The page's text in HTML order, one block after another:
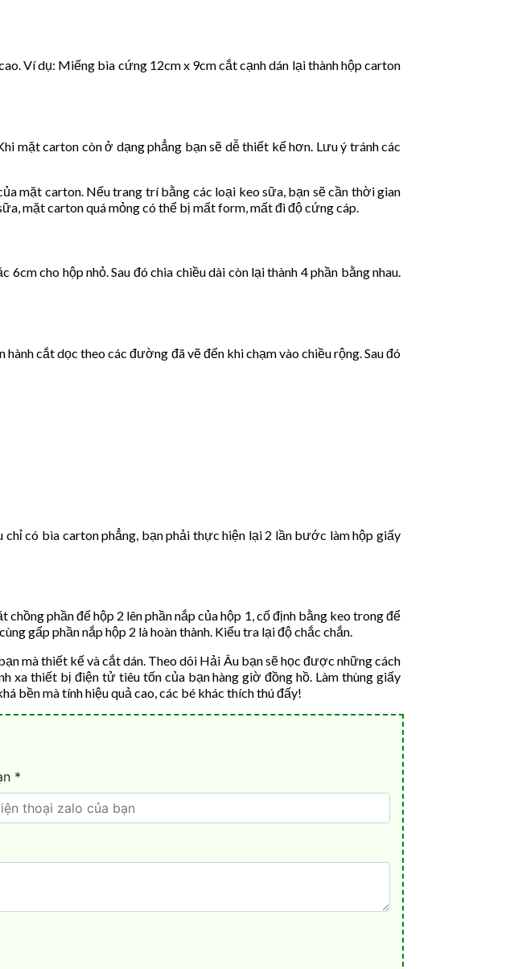
Ví dụ: Miếng bìa cứng 12cm x 9cm cắt cạnh dán lại thành hộp carton
mặt carton còn ở dạng phẳng bạn sẽ dễ thiết kế hơn. Lưu ý tránh các
mặt carton. Nếu trang trí bằng các loại keo sữa, bạn sẽ cần thời gian
mặt carton quá mỏng có thể bị mất form, mất đi độ cứng cáp.
cho hộp nhỏ. Sau đó chia chiều dài còn lại thành 4 phần bằng nhau.
cắt dọc theo các đường đã vẽ đến khi chạm vào chiều rộng. Sau đó
có bìa carton phẳng, bạn phải thực hiện lại 2 lần bước làm hộp giấy
phần đế hộp 2 lên phần nắp của hộp 1, cố định bằng keo trong để
gấp phần nắp hộp 2 là hoàn thành. Kiểu tra lại độ chắc chắn.
mà thiết kế và cắt dán. Theo dõi Hải Âu bạn sẽ học được những cách
xa thiết bị điện tử tiêu tốn của bạn hàng giờ đồng hồ. Làm thùng giấy
bền mà tính hiệu quả cao, các bé khác thích thú đấy!